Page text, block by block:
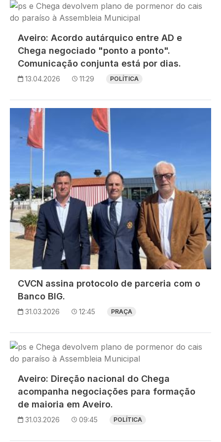
Imagem
Aveiro: Acordo autárquico entre AD e
Chega negociado "ponto a ponto".
Comunicação conjunta está por dias.
13.04.2026 11:29 POLÍTICA
Imagem
CVCN assina protocolo de parceria com o
Banco BIG.
31.03.2026 12:45 PRAÇA
Imagem
Aveiro: Direção nacional do Chega
acompanha negociações para formação
de maioria em Aveiro.
31.03.2026 09:45 POLÍTICA